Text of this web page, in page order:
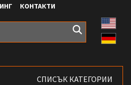
КОНТАКТИ
СПИСЪК КАТЕГОРИИ